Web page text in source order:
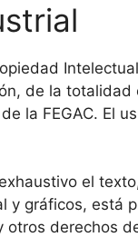
de la
la FEGAC. El
el
gráficos, está
derechos